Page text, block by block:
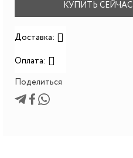
КУПИТЬ СЕЙЧАС
Доставка:
Оплата:
Поделиться